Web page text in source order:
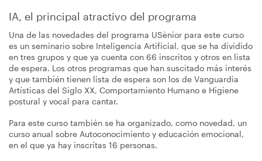
IA, el principal atractivo del programa
Una de las novedades del programa USènior para este curso
es un seminario sobre Inteligencia Artificial, que se ha dividido
en tres grupos y que ya cuenta con 66 inscritos y otros en lista
de espera. Los otros programas que han suscitado más interés
y que también tienen lista de espera son los de Vanguardia
Artísticas del Siglo XX, Comportamiento Humano e Higiene
postural y vocal para cantar.
Para este curso también se ha organizado, como novedad, un
curso anual sobre Autoconocimiento y educación emocional,
en el que ya hay inscritas 16 personas.